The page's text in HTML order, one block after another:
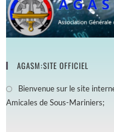
AGASM:SITE OFFICIEL
Bienvenue sur le site
Amicales de Sous-Mariniers;